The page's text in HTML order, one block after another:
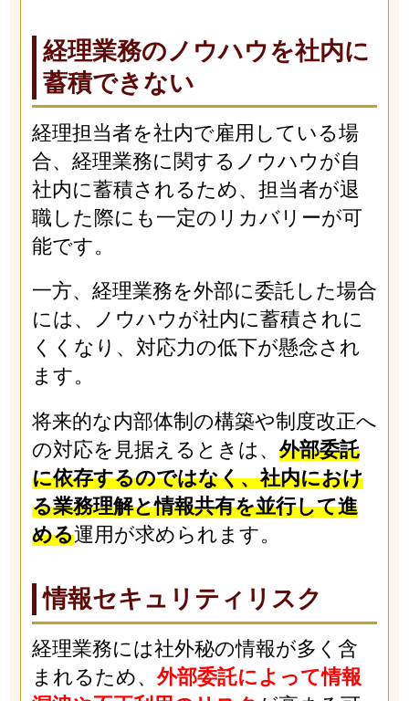
経理業務のノウハウを社内に
蓄積できない
経理担当者を社内で雇用している場
合、経理業務に関するノウハウが自
社内に蓄積されるため、担当者が退
職した際にも一定のリカバリーが可
能です。
一方、経理業務を外部に委託した場合
には、ノウハウが社内に蓄積されに
くくなり、対応力の低下が懸念され
ます。
将来的な内部体制の構築や制度改正へ
の対応を見据えるときは、 外部委託
に依存するのではなく、社内におけ
る業務理解と情報共有を並行して進
める運用が求められます。
情報セキュリティリスク
経理業務には社外秘の情報が多く含
まれるため、 外部委託によって情報